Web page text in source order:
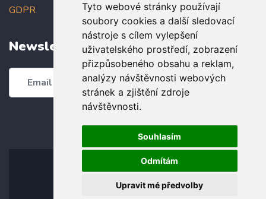
Tyto webové stránky používají
soubory cookies a další sledovací
nástroje s cílem vylepšení
uživatelského prostředí, zobrazení
přizpůsobeného obsahu a reklam,
analýzy návštěvnosti webových
stránek a zjištění zdroje
návštěvnosti.
Souhlasím
Odmítám
Upravit mé předvolby
GDPR
Newsletter
Odebírat